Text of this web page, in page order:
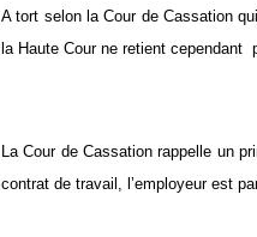
A tort selon la Cour de Cassation
la Haute Cour ne retient cependant
La Cour de Cassation rappelle un
contrat de travail, l’employeur est